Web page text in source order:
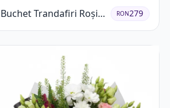
Buchet Trandafiri Roșii
Gerbera și Verdeață
RON279